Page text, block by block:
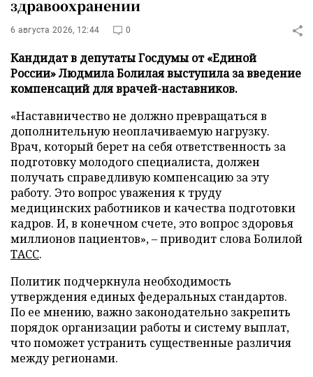
здравоохранении
6 августа 2026, 12:44 0
Кандидат в депутаты Госдумы от «Единой
России» Людмила Болилая выступила за введение
компенсаций для врачей-наставников.
«Наставничество не должно превращаться в
дополнительную неоплачиваемую нагрузку.
Врач, который берет на себя ответственность за
подготовку молодого специалиста, должен
получать справедливую компенсацию за эту
работу. Это вопрос уважения к труду
медицинских работников и качества подготовки
кадров. И, в конечном счете, это вопрос здоровья
миллионов пациентов», – приводит слова Болилой
ТАСС.
Политик подчеркнула необходимость
утверждения единых федеральных стандартов.
По ее мнению, важно законодательно закрепить
порядок организации работы и систему выплат,
что поможет устранить существенные различия
между регионами.